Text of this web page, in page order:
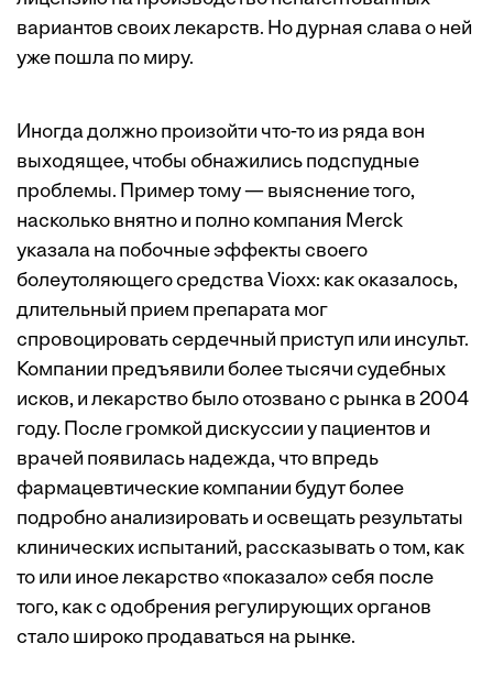
вариантов своих лекарств. Но дурная слава о ней
уже пошла по миру.
Иногда должно произойти что-то из ряда вон
выходящее, чтобы обнажились подспудные
проблемы. Пример тому — выяснение того,
насколько внятно и полно компания Merck
указала на побочные эффекты своего
болеутоляющего средства Vioxx: как оказалось,
длительный прием препарата мог
спровоцировать сердечный приступ или инсульт.
Компании предъявили более тысячи судебных
исков, и лекарство было отозвано с рынка в 2004
году. После громкой дискуссии у пациентов и
врачей появилась надежда, что впредь
фармацевтические компании будут более
подробно анализировать и освещать результаты
клинических испытаний, рассказывать о том, как
то или иное лекарство «показало» себя после
того, как с одобрения регулирующих органов
стало широко продаваться на рынке.